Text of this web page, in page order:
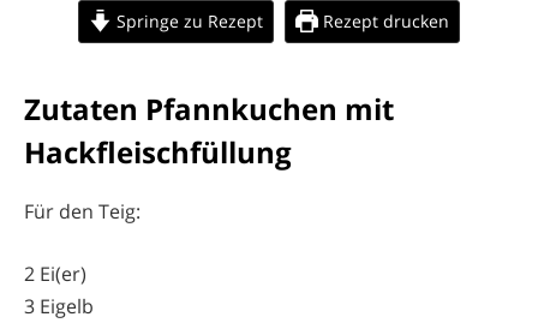
Springe zu Rezept Rezept drucken
Zutaten Pfannkuchen mit
Hackfleischfüllung
Für den Teig:
2 Ei(er)
3 Eigelb